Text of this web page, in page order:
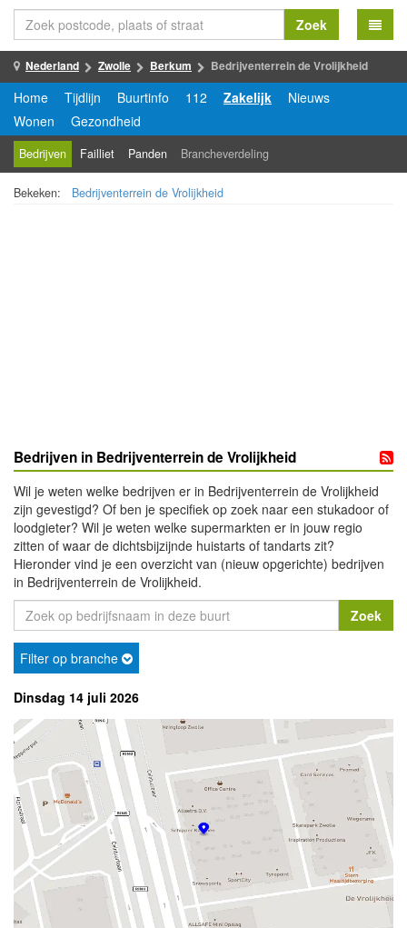
Zoek
Nederland Zwolle Berkum Bedrijventerrein de Vrolijkheid
Home Tijdlijn Buurtinfo 112 Zakelijk
Nieuws
Wonen
Gezondheid
Bedrijven Failliet Panden Brancheverdeling
Bekeken: Bedrijventerrein de Vrolijkheid
Bedrijven in Bedrijventerrein de Vrolijkheid
Wil je weten welke bedrijven er in Bedrijventerrein de Vrolijkheid
zijn gevestigd? Of ben je specifiek op zoek naar een stukadoor of
loodgieter? Wil je weten welke supermarkten er in jouw regio
zitten of waar de dichtsbijzijnde huistarts of tandarts zit?
Hieronder vind je een overzicht van (nieuw opgerichte) bedrijven
in Bedrijventerrein de Vrolijkheid.
Filter op branche
Dinsdag 14 juli 2026